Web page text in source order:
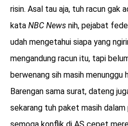
risin. Asal tau aja, tuh racun gak
kata NBC News nih, pejabat
udah mengetahui siapa yang
mengandung racun itu, tapi
berwenang sih masih menunggu
Barengan sama surat, dateng
sekarang tuh paket masih dalam